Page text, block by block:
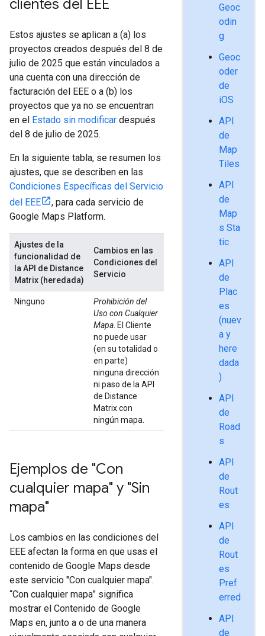
Geoc
odin
g
Geoc
oder
de
iOS
API
de
Map
Tiles
API
de
Map
s Sta
tic
API
de
Plac
es
(nuev
a y
here
dada
)
API
de
Road
s
API
de
Rout
es
API
de
Rout
es
Pref
erred
API
de
clientes del EEE
Estos ajustes se aplican a (a) los
proyectos creados después del 8 de
julio de 2025 que están vinculados a
una cuenta con una dirección de
facturación del EEE o a (b) los
proyectos que ya no se encuentran
en el Estado sin modificar después
del 8 de julio de 2025.
En la siguiente tabla, se resumen los
ajustes, que se describen en las
Condiciones Específicas del Servicio
del EEE
, para cada servicio de
Google Maps Platform.
Ajustes de la
funcionalidad de
la API de Distance
Matrix (heredada)
Cambios en las
Condiciones del
Servicio
Ninguno
Prohibición del
Uso con Cualquier
Mapa . El Cliente
no puede usar
(en su totalidad o
en parte)
ninguna dirección
ni paso de la API
de Distance
Matrix con
ningún mapa.
Ejemplos de "Con
cualquier mapa" y "Sin
mapa"
Los cambios en las condiciones del
EEE afectan la forma en que usas el
contenido de Google Maps desde
este servicio "Con cualquier mapa".
“Con cualquier mapa” significa
mostrar el Contenido de Google
Maps en, junto a o de una manera